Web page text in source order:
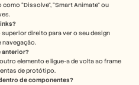
“Dissolve”, “Smart Animate” ou
direito para ver o seu design
navegação.
anterior?
elemento e ligue-a de volta ao frame
de protótipo.
de componentes?